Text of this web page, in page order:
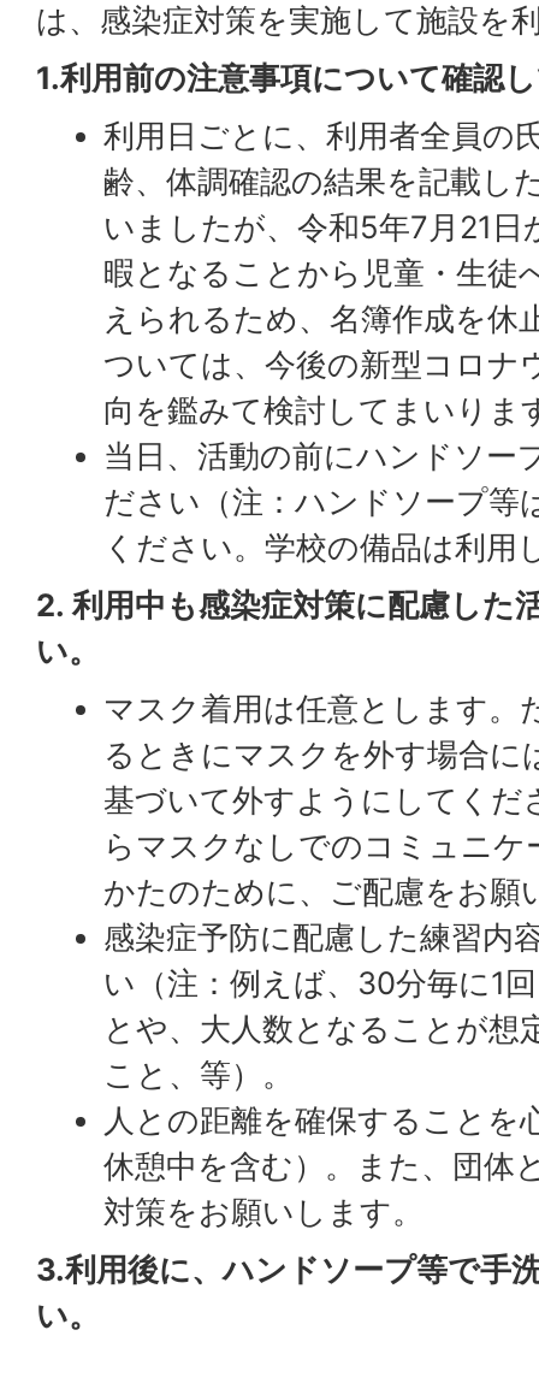
は、感染症対策を実施して施設を
1.利用前の注意事項について確認
利用日ごとに、利用者全員の
齢、体調確認の結果を記載し
いましたが、令和5年7月21日
暇となることから児童・生徒
えられるため、名簿作成を休
ついては、今後の新型コロナ
向を鑑みて検討してまいりま
当日、活動の前にハンドソー
ださい（注：ハンドソープ等
ください。学校の備品は利用
2. 利用中も感染症対策に配慮した
い。
マスク着用は任意とします。
るときにマスクを外す場合に
基づいて外すようにしてくだ
らマスクなしでのコミュニ
かたのために、ご配慮をお願
感染症予防に配慮した練習内
い（注：例えば、30分毎に1
とや、大人数となることが想
こと、等）。
人との距離を確保することを
休憩中を含む）。また、団体
対策をお願いします。
3.利用後に、ハンドソープ等で手
い。